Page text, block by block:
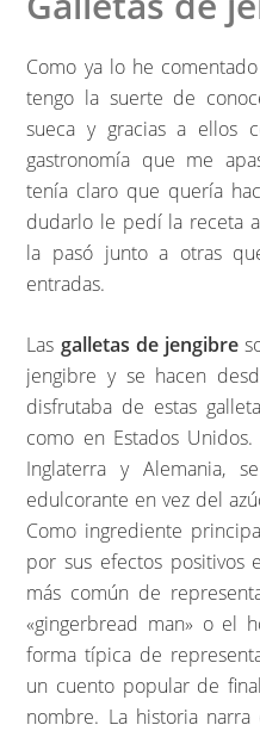
Como ya lo he
tengo la suerte de
sueca y gracias a ellos
gastronomía que me
tenía claro que quería
dudarlo le pedí la receta
la pasó junto a otras
entradas.
Las galletas de jengibre
jengibre y se hacen
disfrutaba de estas
como en Estados
Inglaterra y Alemania,
edulcorante en vez del
Como ingrediente
por sus efectos positivos
más común de
«gingerbread man» o el
forma típica de
un cuento popular de
nombre. La historia